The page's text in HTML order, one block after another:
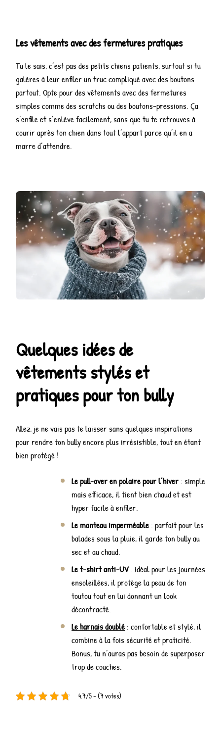
Les vêtements avec des fermetures pratiques
Tu le sais, c’est pas des petits chiens patients, surtout si tu
galères à leur enfiler un truc compliqué avec des boutons
partout. Opte pour des vêtements avec des fermetures
simples comme des scratchs ou des boutons-pressions. Ça
s’enfile et s’enlève facilement, sans que tu te retrouves à
courir après ton chien dans tout l’appart parce qu’il en a
marre d’attendre.
Quelques idées de
vêtements stylés et
pratiques pour ton bully
Allez, je ne vais pas te laisser sans quelques inspirations
pour rendre ton bully encore plus irrésistible, tout en étant
bien protégé !
Le pull-over en polaire pour l’hiver : simple
mais efficace, il tient bien chaud et est
hyper facile à enfiler.
Le manteau imperméable : parfait pour les
balades sous la pluie, il garde ton bully au
sec et au chaud.
Le t-shirt anti-UV: idéal pour les journées
ensoleillées, il protège la peau de ton
toutou tout en lui donnant un look
décontracté.
Le harnais doublé : confortable et stylé, il
combine à la fois sécurité et praticité.
Bonus, tu n’auras pas besoin de superposer
trop de couches.
4.7/5 - (7 votes)